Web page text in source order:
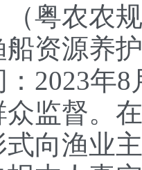
粤农农
资源养
年8
督。在
向渔业